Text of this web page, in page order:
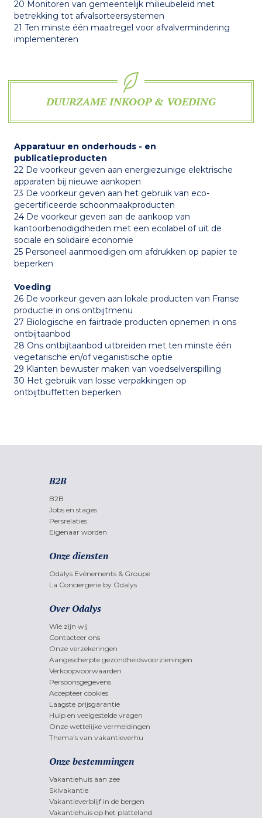
20 Monitoren van gemeentelijk milieubeleid met
betrekking tot afvalsorteersystemen
21 Ten minste één maatregel voor afvalvermindering
implementeren
DUURZAME INKOOP & VOEDING
Apparatuur en onderhouds - en
publicatieproducten
22 De voorkeur geven aan energiezuinige elektrische
apparaten bij nieuwe aankopen
23 De voorkeur geven aan het gebruik van eco-
gecertificeerde schoonmaakproducten
24 De voorkeur geven aan de aankoop van
kantoorbenodigdheden met een ecolabel of uit de
sociale en solidaire economie
25 Personeel aanmoedigen om afdrukken op papier te
beperken
Voeding
26 De voorkeur geven aan lokale producten van Franse
productie in ons ontbijtmenu
27 Biologische en fairtrade producten opnemen in ons
ontbijtaanbod
28 Ons ontbijtaanbod uitbreiden met ten minste één
vegetarische en/of veganistische optie
29 Klanten bewuster maken van voedselverspilling
30 Het gebruik van losse verpakkingen op
ontbijtbuffetten beperken
B2B
B2B
Jobs en stages
Persrelaties
Eigenaar worden
Onze diensten
Odalys Evènements & Groupe
La Conciergerie by Odalys
Over Odalys
Wie zijn wij
Contacteer ons
Onze verzekeringen
Aangescherpte gezondheidsvoorzieningen
Verkoopvoorwaarden
Persoonsgegevens
Accepteer cookies
Laagste prijsgarantie
Hulp en veelgestelde vragen
Onze wettelijke vermeldingen
Thema's van vakantieverhu
Onze bestemmingen
Vakantiehuis aan zee
Skivakantie
Vakantieverblijf in de bergen
Vakantiehuis op het platteland